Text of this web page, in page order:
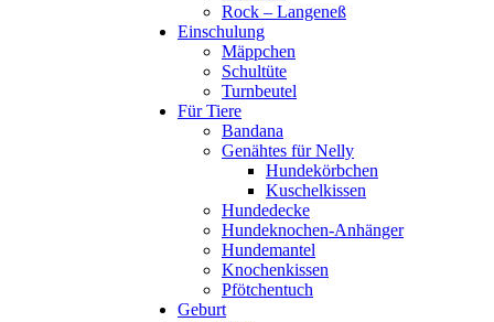
Rock – Langeneß
Einschulung
Mäppchen
Schultüte
Turnbeutel
Für Tiere
Bandana
Genähtes für Nelly
Hundekörbchen
Kuschelkissen
Hundedecke
Hundeknochen-Anhänger
Hundemantel
Knochenkissen
Pfötchentuch
Geburt